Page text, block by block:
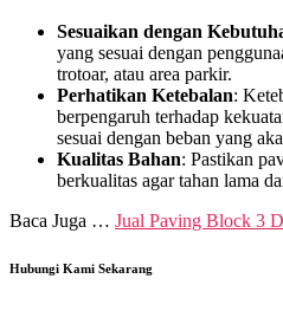
Sesuaikan dengan
yang sesuai dengan
trotoar, atau area parkir.
Perhatikan Ketebalan:
berpengaruh terhadap
sesuai dengan beban yang
Kualitas Bahan: Pastikan
berkualitas agar tahan lama
Baca Juga … Jual Paving Block 3
Hubungi Kami Sekarang